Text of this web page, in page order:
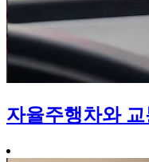
자율주행차와